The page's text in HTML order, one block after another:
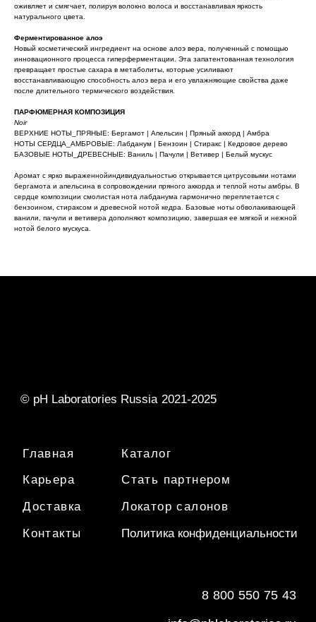
оживляет и смягчает, полируя волокно волоса и восстанавливая яркость
натурального цвета.
Ферментированное алоэ
Новый косметический ингредиент на основе алоэ вера, полученный с помощью
инновационного процесса гиперферментации. Эта запатентованная технология
превращает простые сахара в метаболиты, которые усиливают
восстанавливающую способность алоэ вера и его увлажняющие свойства даже
после длительного термического воздействия.
ПАРФЮМЕРНАЯ КОМПОЗИЦИЯ
Noir
ВЕРХНИЕ НОТЫ_ПРЯНЫЕ: Бергамот | Апельсин | Пряный аккорд | Амбра
НОТЫ СЕРДЦА_АМБРОВЫЕ: Лабданум | Бензоин | Стиракс | Кедровое дерево
БАЗОВЫЕ НОТЫ_ДРЕВЕСНЫЕ: Ваниль | Пачули | Ветивер | Белый мускус
Аромат с ярко выраженнойиндивидуальностью открывается цитрусовыми нотами
бергамота и апельсина в сопровождении пряного аккорда и теплой ноты амбры. В
сердце композиции смолистая нота лабданума гармонично переплетается с
бензоином, стираксом и древесной нотой кедра. Базовые ноты обволакивающей
ванили, пачули и ветивера дополняют композицию, завершая ее мягкой и нежной
нотой белого мускуса.
Каталог
Стать партнером
Локатор салонов
Главная
Карьера
Доставка
© pH Laboratories Russia-2021-2025
8 800 - 75 43